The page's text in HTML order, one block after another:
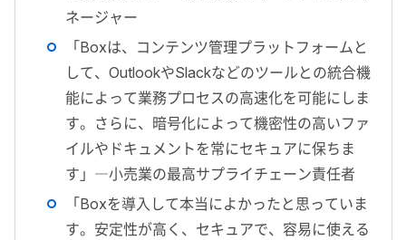
ネージャー
「Boxは、コンテンツ管理プラットフォームと
して、OutlookやSlackなどのツールとの統合機
能によって業務プロセスの高速化を可能にしま
す。さらに、暗号化によって機密性の高いファ
イルやドキュメントを常にセキュアに保ちま
す」―小売業の最高サプライチェーン責任者
「Boxを導入して本当によかったと思っていま
す。安定性が高く、セキュアで、容易に使える